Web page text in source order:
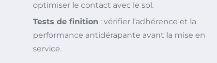
optimiser le contact avec le sol.
Tests de finition : vérifier l’adhérence et la
performance antidérapante avant la mise en
service.